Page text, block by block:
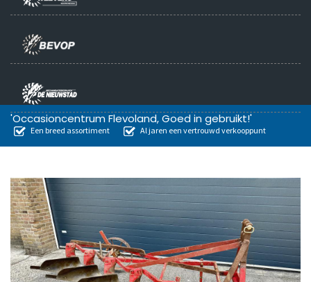
'Occasioncentrum Flevoland, Goed in gebruikt!'
Een breed assortiment Al jaren een vertrouwd verkooppunt